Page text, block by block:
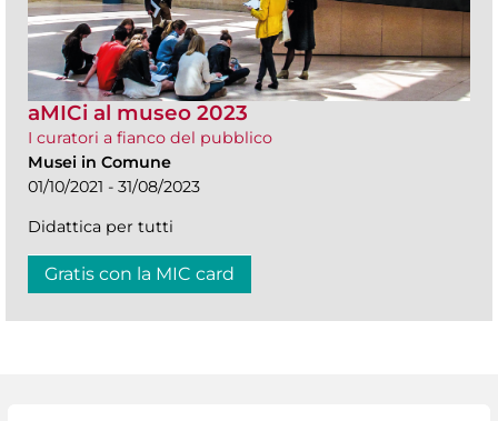
aMICi al museo 2023
I curatori a fianco del pubblico
Musei in Comune
01/10/2021 - 31/08/2023
Didattica per tutti
Gratis con la MIC card